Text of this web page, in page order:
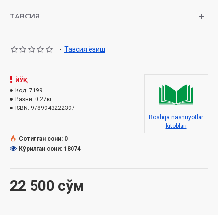
тубсиз жарликка оти билан тушиб кетган ва ҳатто кафансиз
қилиб юборган Бустон Уркунчиев тақдири – буларнинг бари
Муаллиф:
Нашриёт:«Tafsir books»
Сана:2024 йил
Ҳажми: 448 бет
Муқоваси: юмшоқ
ТАВСИЯ
- Тавсия ёзиш
22 500 сўм
ЙЎҚ
Код: 7199
Вазни: 0.27кг
ISBN: 9789943222397
Boshqa nashriyotlar
kitoblari
Сотилган сони: 0
Кўрилган сони: 18074